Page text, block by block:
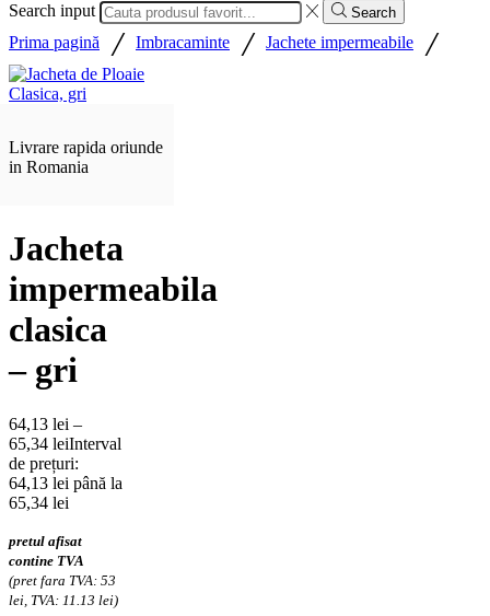
Search input
Search
Prima pagină / Imbracaminte / Jachete impermeabile /
Livrare rapida oriunde
in Romania
Jacheta
impermeabila
clasica
– gri
64,13 lei –
65,34 leiInterval
de prețuri:
64,13 lei până la
65,34 lei
pretul afisat
contine TVA
(pret fara TVA: 53
lei, TVA: 11.13 lei)